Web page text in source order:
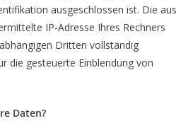
ausgeschlossen ist. Die aus
IP-Adresse Ihres Rechners
Dritten vollständig
die gesteuerte Einblendung von
Daten?